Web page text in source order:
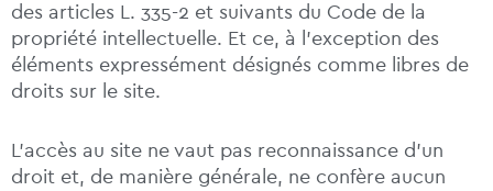
des articles L. 335-2 et suivants du Code de la
propriété intellectuelle. Et ce, à l’exception des
éléments expressément désignés comme libres de
droits sur le site.
L’accès au site ne vaut pas reconnaissance d’un
droit et, de manière générale, ne confère aucun